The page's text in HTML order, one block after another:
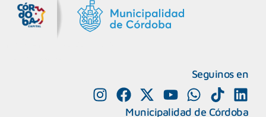
Seguinos en
Municipalidad de Córdoba